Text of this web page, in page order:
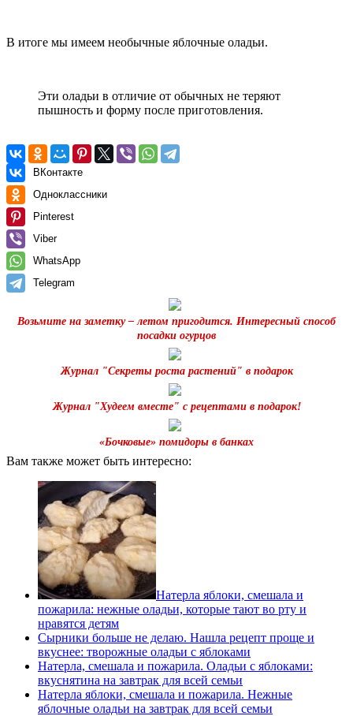
В итоге мы имеем необычные яблочные оладьи.
Эти оладьи в отличие от обычных не теряют
пышность и форму после приготовления.
ВКонтакте
Одноклассники
Pinterest
Viber
WhatsApp
Telegram
Возьмите на заметку – летом пригодится. Интересный способ
посадки огурцов
Журнал "Секреты роста растений" в подарок
Журнал "Худеем вместе" с рецептами в подарок!
«Бочковые» помидоры в банках
Вам также может быть интересно:
Натерла яблоки, смешала и
пожарила: нежные оладьи, которые тают во рту и
нравятся детям
Сырники больше не делаю. Нашла рецепт проще и
вкуснее: творожные оладьи с яблоками
Натерла, смешала и пожарила. Оладьи с яблоками:
вкуснятина на завтрак для всей семьи
Натерла яблоки, смешала и пожарила. Нежные
яблочные оладьи на завтрак для всей семьи